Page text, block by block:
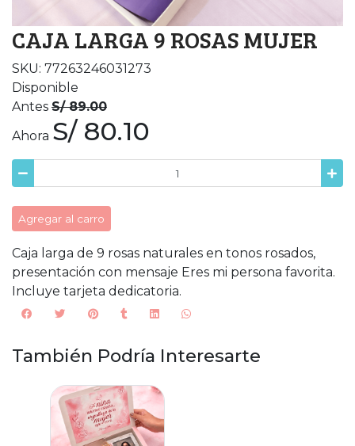
CAJA LARGA 9 ROSAS MUJER
SKU: 77263246031273
Disponible
Antes S/ 89.00
Ahora S/ 80.10
Agregar al carro
Caja larga de 9 rosas naturales en tonos rosados,
presentación con mensaje Eres mi persona favorita.
Incluye tarjeta dedicatoria.
También Podría Interesarte